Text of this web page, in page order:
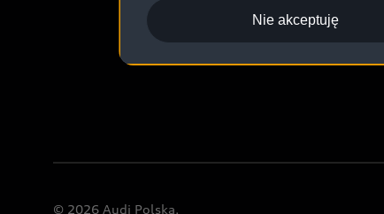
© 2026 Audi Polska.
Nie akceptuję